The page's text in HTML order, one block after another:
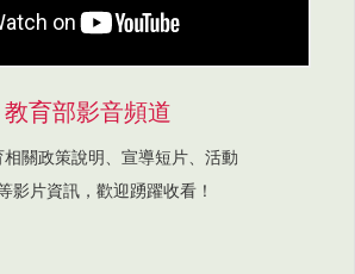
教育部影音頻道
相關政策說明、宣導短片、活動
影片資訊，歡迎踴躍收看！